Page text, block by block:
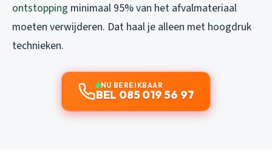
ontstopping minimaal 95% van het afvalmateriaal
moeten verwijderen. Dat haal je alleen met hoogdruk
technieken.
NU BEREIKBAAR
BEL 085 019 56 97